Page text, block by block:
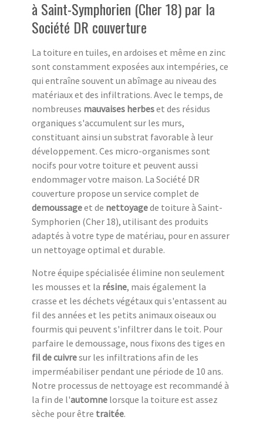
à Saint-Symphorien (Cher 18) par la
Société DR couverture
La toiture en tuiles, en ardoises et même en zinc
sont constamment exposées aux intempéries, ce
qui entraîne souvent un abîmage au niveau des
matériaux et des infiltrations. Avec le temps, de
nombreuses mauvaises herbeset des résidus
organiques s'accumulent sur les murs,
constituant ainsi un substrat favorable à leur
développement. Ces micro-organismes sont
nocifs pour votre toiture et peuvent aussi
endommager votre maison. La Société DR
couverture propose un service complet de
demoussageet de nettoyagede toiture à Saint-
Symphorien (Cher 18), utilisant des produits
adaptés à votre type de matériau, pour en assurer
un nettoyage optimal et durable.
Notre équipe spécialisée élimine non seulement
les mousses et la résine, mais également la
crasse et les déchets végétaux qui s'entassent au
fil des années et les petits animaux oiseaux ou
fourmis qui peuvent s'infiltrer dans le toit. Pour
parfaire le demoussage, nous fixons des tiges en
fil de cuivresur les infiltrations afin de les
imperméabiliser pendant une période de 10 ans.
Notre processus de nettoyage est recommandé à
la fin de l'automne lorsque la toiture est assez
sèche pour être traitée.